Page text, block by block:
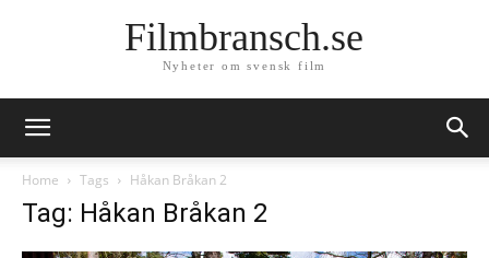
Filmbransch.se
Nyheter om svensk film
Home Tags Håkan Bråkan 2
Tag: Håkan Bråkan 2